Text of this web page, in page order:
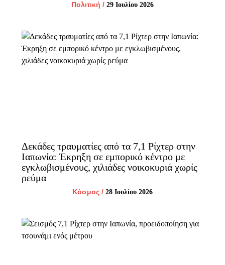
Πολιτική / 29 Ιουλίου 2026
Δεκάδες τραυματίες από τα 7,1 Ρίχτερ στην
Ιαπωνία: Έκρηξη σε εμπορικό κέντρο με
εγκλωβισμένους, χιλιάδες νοικοκυριά χωρίς
ρεύμα
Κόσμος / 28 Ιουλίου 2026